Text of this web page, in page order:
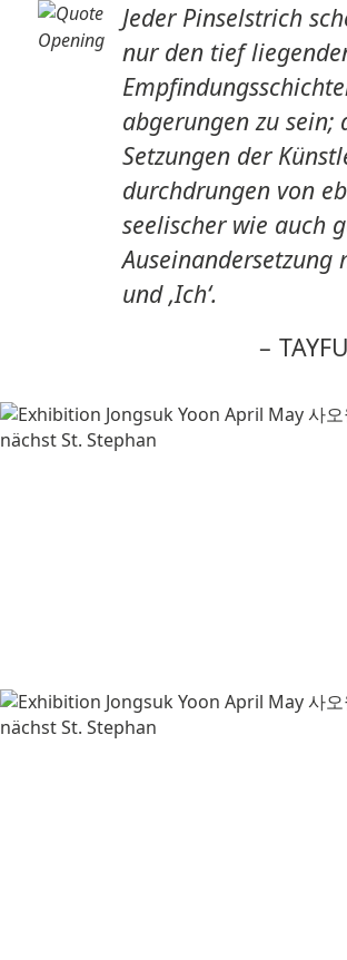
Jeder Pinselstrich
nur den tief
abgerungen zu sein;
Setzungen der
durchdrungen von
seelischer wie auch
Auseinandersetzung
und ‚Ich‘.
–